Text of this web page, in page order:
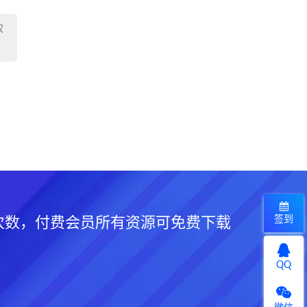
，付费会员所有资源可免费下载 签到
QQ